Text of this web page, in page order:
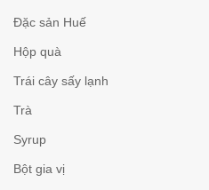
Đặc sản Huế
Hộp quà
Trái cây sấy lạnh
Trà
Syrup
Bột gia vị